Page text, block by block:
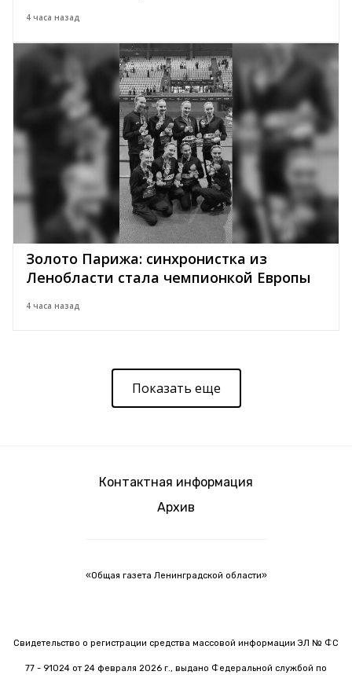
4 часа назад
Золото Парижа: синхронистка из
Ленобласти стала чемпионкой Европы
4 часа назад
Показать еще
Контактная информация
Архив
«Общая газета Ленинградской области»
Свидетельство о регистрации средства массовой информации ЭЛ № ФС
77 - 91024 от 24 февраля 2026 г., выдано Федеральной службой по